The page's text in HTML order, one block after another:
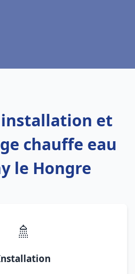
installation et
chauffe eau
le Hongre
🚿